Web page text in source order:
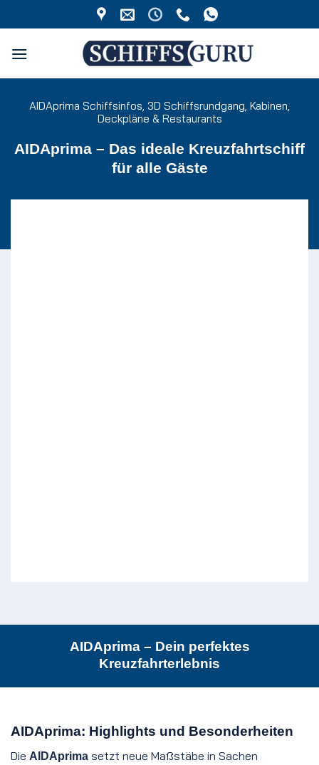
Inhalt
AIDAprima Schiffsinfos, 3D Schiffsrundgang, Kabinen,
Deckpläne & Restaurants
AIDAprima – Das ideale Kreuzfahrtschiff
für alle Gäste
AIDAprima – Dein perfektes
Kreuzfahrterlebnis
AIDAprima: Highlights und Besonderheiten
Die AIDAprima setzt neue Maßstäbe in Sachen